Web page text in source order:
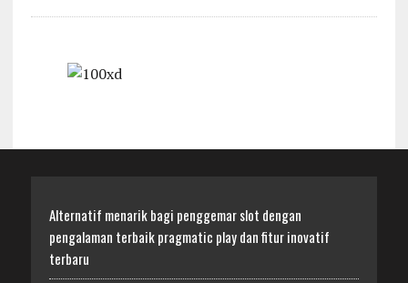
Alternatif menarik bagi penggemar slot dengan
pengalaman terbaik pragmatic play dan fitur inovatif
terbaru